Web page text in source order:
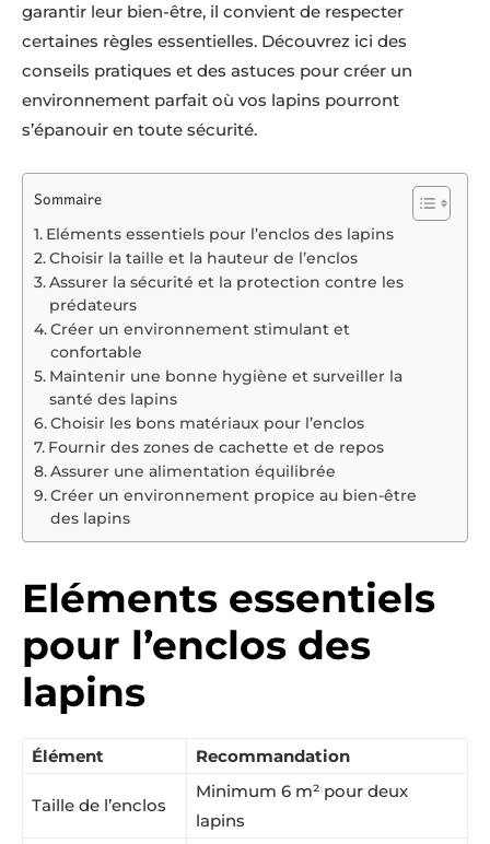
garantir leur bien-être, il convient de respecter
certaines règles essentielles. Découvrez ici des
conseils pratiques et des astuces pour créer un
environnement parfait où vos lapins pourront
s’épanouir en toute sécurité.
Sommaire
Eléments essentiels pour l’enclos des lapins
Choisir la taille et la hauteur de l’enclos
Assurer la sécurité et la protection contre les
prédateurs
Créer un environnement stimulant et
confortable
Maintenir une bonne hygiène et surveiller la
santé des lapins
Choisir les bons matériaux pour l’enclos
Fournir des zones de cachette et de repos
Assurer une alimentation équilibrée
Créer un environnement propice au bien-être
des lapins
Eléments essentiels
pour l’enclos des
lapins
Élément Recommandation
Taille de l’enclos
Minimum 6 m² pour deux
lapins